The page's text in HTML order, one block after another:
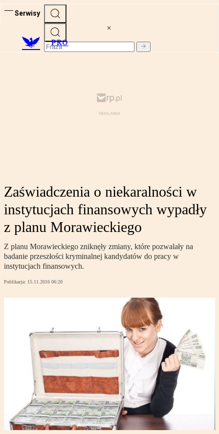
Serwisy
PRO
Zaświadczenia o niekaralności w
instytucjach finansowych wypadły
z planu Morawieckiego
Z planu Morawieckiego zniknęły zmiany, które pozwalały na
badanie przeszłości kryminalnej kandydatów do pracy w
instytucjach finansowych.
Publikacja: 15.11.2016 06:20